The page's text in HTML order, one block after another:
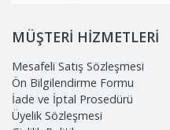
MÜŞTERİ HİZMETLERİ
Mesafeli Satış Sözleşmesi
Ön Bilgilendirme Formu
İade ve İptal Prosedürü
Üyelik Sözleşmesi